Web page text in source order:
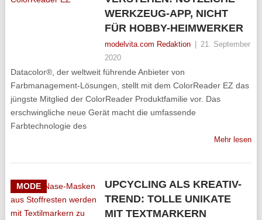
WERKZEUG-APP, NICHT
FÜR HOBBY-HEIMWERKER
modelvita.com Redaktion
21. September
2020
Datacolor®, der weltweit führende Anbieter von
Farbmanagement-Lösungen, stellt mit dem ColorReader EZ das
jüngste Mitglied der ColorReader Produktfamilie vor. Das
erschwingliche neue Gerät macht die umfassende
Farbtechnologie des
Mehr lesen
MODE
UPCYCLING ALS KREATIV-
TREND: TOLLE UNIKATE
MIT TEXTMARKERN